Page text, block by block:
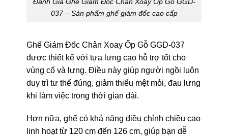
037 – Sản phẩm ghế giám đốc cao cấp
Ghế Giám Đốc Chân Xoay Ốp Gỗ GGD-037
được thiết kế với tựa lưng cao hỗ trợ tốt cho
vùng cổ và lưng. Điều này giúp người ngồi luôn
duy trì tư thế đúng, giảm thiểu mệt mỏi, đau lưng
khi làm việc trong thời gian dài.
Hơn nữa, ghế có khả năng điều chỉnh chiều cao
linh hoạt từ 120 cm đến 126 cm, giúp bạn dễ